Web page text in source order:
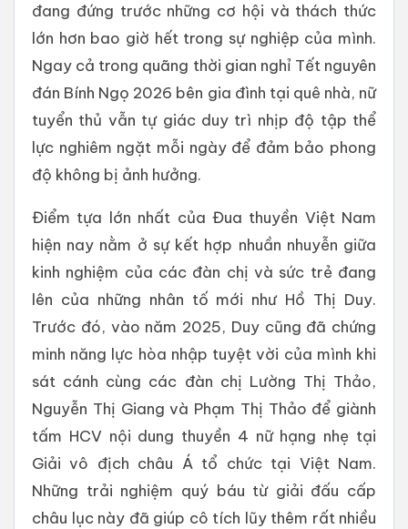
đang đứng trước những cơ hội và thách thức
lớn hơn bao giờ hết trong sự nghiệp của mình.
Ngay cả trong quãng thời gian nghỉ Tết nguyên
đán Bính Ngọ 2026 bên gia đình tại quê nhà, nữ
tuyển thủ vẫn tự giác duy trì nhịp độ tập thể
lực nghiêm ngặt mỗi ngày để đảm bảo phong
độ không bị ảnh hưởng.
Điểm tựa lớn nhất của Đua thuyền Việt Nam
hiện nay nằm ở sự kết hợp nhuần nhuyễn giữa
kinh nghiệm của các đàn chị và sức trẻ đang
lên của những nhân tố mới như Hồ Thị Duy.
Trước đó, vào năm 2025, Duy cũng đã chứng
minh năng lực hòa nhập tuyệt vời của mình khi
sát cánh cùng các đàn chị Lường Thị Thảo,
Nguyễn Thị Giang và Phạm Thị Thảo để giành
tấm HCV nội dung thuyền 4 nữ hạng nhẹ tại
Giải vô địch châu Á tổ chức tại Việt Nam.
Những trải nghiệm quý báu từ giải đấu cấp
châu lục này đã giúp cô tích lũy thêm rất nhiều